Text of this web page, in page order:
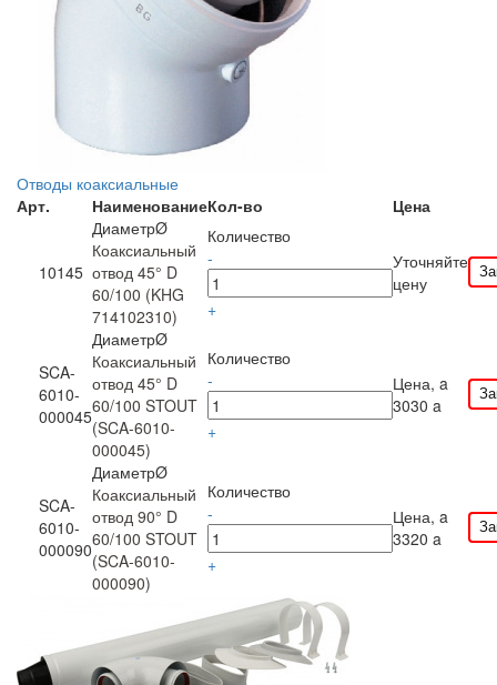
Отводы коаксиальные
Арт.
НаименованиеКол-во Цена
10145
ДиаметрØ
Коаксиальный
отвод 45° D
60/100 (KHG
714102310)
Количество
-
+
Уточняйте
цену
SCA-
6010-
000045
ДиаметрØ
Коаксиальный
отвод 45° D
60/100 STOUT
(SCA-6010-
000045)
Количество
-
+
Цена, a
3030 a
SCA-
6010-
000090
ДиаметрØ
Коаксиальный
отвод 90° D
60/100 STOUT
(SCA-6010-
000090)
Количество
-
+
Цена, a
3320 a